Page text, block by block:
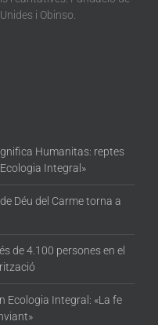
i Obinso.
Humanitas: reptes
Integral»
Déu del Carme torna a
de 4.100 persones en el
Ecologia Integral: «La fe